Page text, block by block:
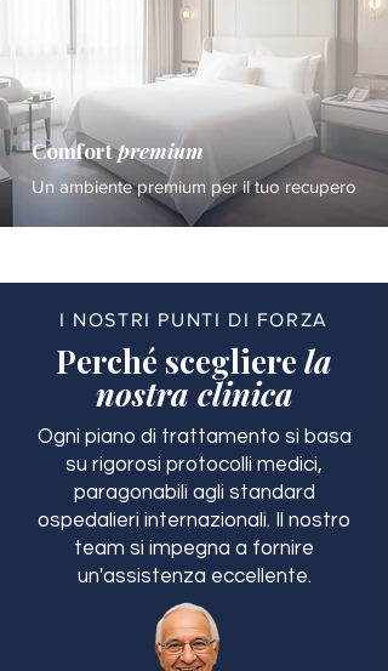
Comfortpremium
Un ambiente premium per il tuo recupero
I NOSTRI PUNTI DI FORZA
Perché scegliere la
nostra clinica
Ogni piano di trattamento si basa
su rigorosi protocolli medici,
paragonabili agli standard
ospedalieri internazionali. Il nostro
team si impegna a fornire
un'assistenza eccellente.